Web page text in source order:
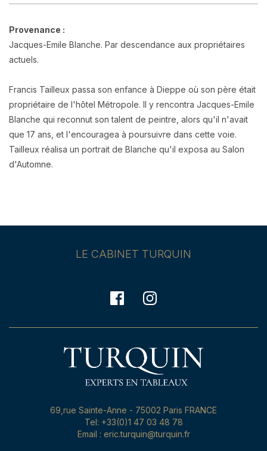
Provenance :
Jacques-Emile Blanche. Par descendance aux propriétaires
actuels.
Francis Tailleux passa son enfance à Dieppe où son père était
propriétaire de l'hôtel Métropole. Il y rencontra Jacques-Emile
Blanche qui reconnut son talent de peintre, alors qu'il n'avait
que 17 ans, et l'encouragea à poursuivre dans cette voie.
Tailleux réalisa un portrait de Blanche qu'il exposa au Salon
d'Automne.
LE CABINET TURQUIN
69,rue Sainte-Anne - 75002 Paris FRANCE
Tel: +33(0)1 47 03 48 78
Email : eric.turquin@turquin.fr